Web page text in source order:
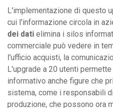
L'implementazione di questo
cui l'informazione circola in
dei dati elimina i silos
commerciale può vedere in
l'ufficio acquisti, la
L'upgrade a 20 utenti
informativo anche figure che
sistema, come i responsabili
produzione, che possono ora